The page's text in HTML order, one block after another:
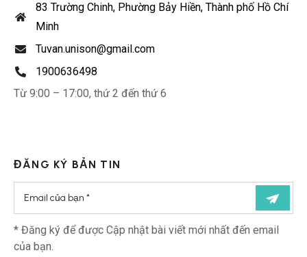
83 Trường Chinh, Phường Bảy Hiền, Thành phố Hồ Chí
Minh
Tuvan.unison@gmail.com
1900636498
Từ 9:00 – 17:00, thứ 2 đến thứ 6
ĐĂNG KÝ BẢN TIN
* Đăng ký để được Cập nhật bài viết mới nhất đến email
của bạn.